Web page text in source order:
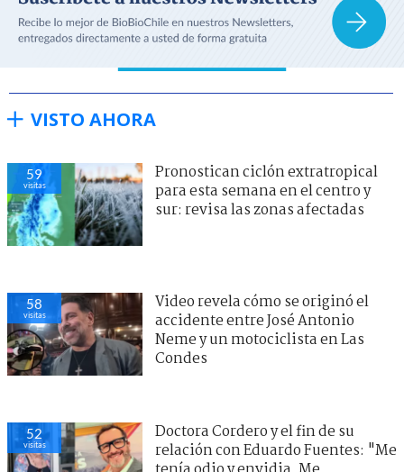
VISTO AHORA
59
visitas
Pronostican ciclón extratropical
para esta semana en el centro y
sur: revisa las zonas afectadas
58
visitas
Video revela cómo se originó el
accidente entre José Antonio
Neme y un motociclista en Las
Condes
52
visitas
Doctora Cordero y el fin de su
relación con Eduardo Fuentes: "Me